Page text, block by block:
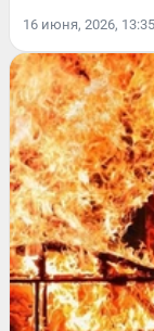
16 июня, 2026, 13:35